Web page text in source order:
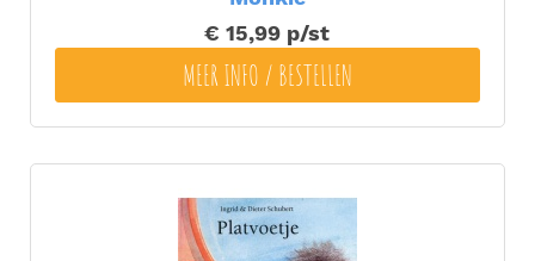
€ 15,99 p/st
MEER INFO / BESTELLEN